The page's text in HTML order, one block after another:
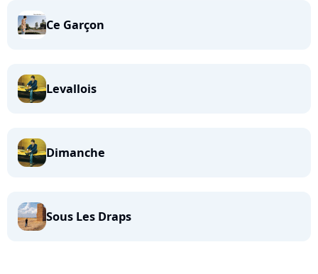
Ce Garçon
Levallois
Dimanche
Sous Les Draps